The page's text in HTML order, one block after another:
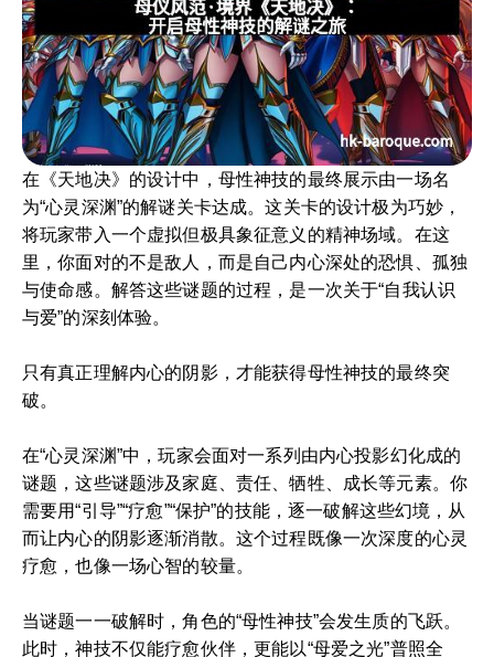
在《天地决》的设计中，母性神技的最终展示由一场名
为“心灵深渊”的解谜关卡达成。这关卡的设计极为巧妙，
将玩家带入一个虚拟但极具象征意义的精神场域。在这
里，你面对的不是敌人，而是自己内心深处的恐惧、孤独
与使命感。解答这些谜题的过程，是一次关于“自我认识
与爱”的深刻体验。
只有真正理解内心的阴影，才能获得母性神技的最终突
破。
在“心灵深渊”中，玩家会面对一系列由内心投影幻化成的
谜题，这些谜题涉及家庭、责任、牺牲、成长等元素。你
需要用“引导”“疗愈”“保护”的技能，逐一破解这些幻境，从
而让内心的阴影逐渐消散。这个过程既像一次深度的心灵
疗愈，也像一场心智的较量。
当谜题一一破解时，角色的“母性神技”会发生质的飞跃。
此时，神技不仅能疗愈伙伴，更能以“母爱之光”普照全